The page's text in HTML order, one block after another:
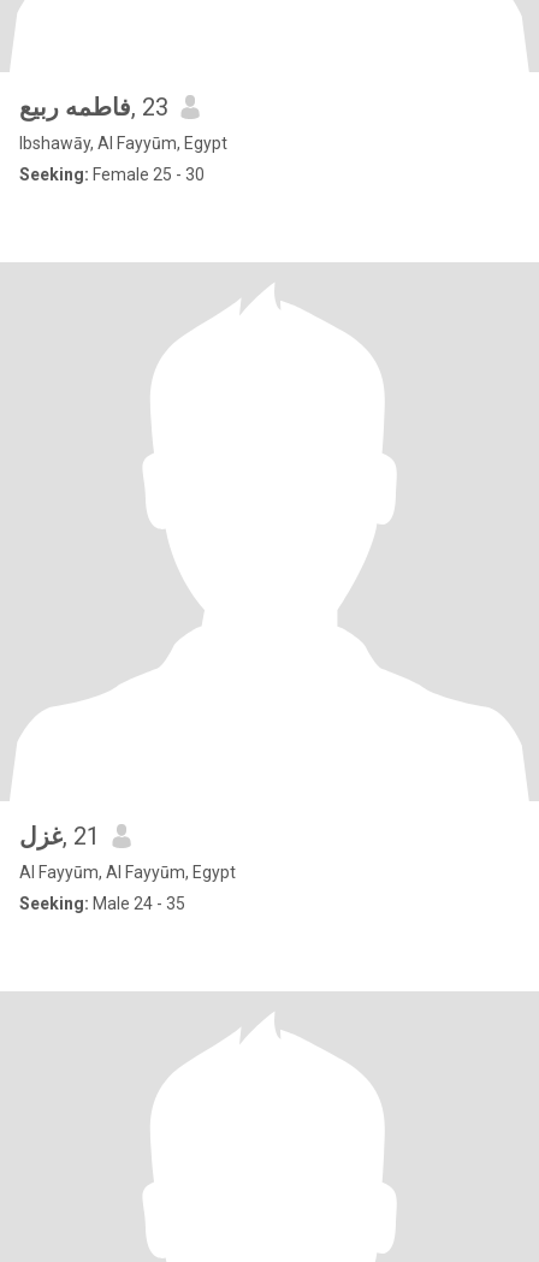
فاطمه ربيع, 23
Ibshawāy, Al Fayyūm, Egypt
Seeking: Female 25 - 30
غزل, 21
Al Fayyūm, Al Fayyūm, Egypt
Seeking: Male 24 - 35